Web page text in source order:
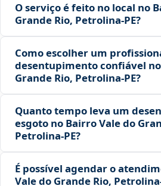
O serviço é feito no local no
Grande Rio, Petrolina‑PE?
Como escolher um
desentupimento confiável
Grande Rio, Petrolina‑PE?
Quanto tempo leva um
esgoto no Bairro Vale do
Petrolina‑PE?
É possível agendar o
Vale do Grande Rio,